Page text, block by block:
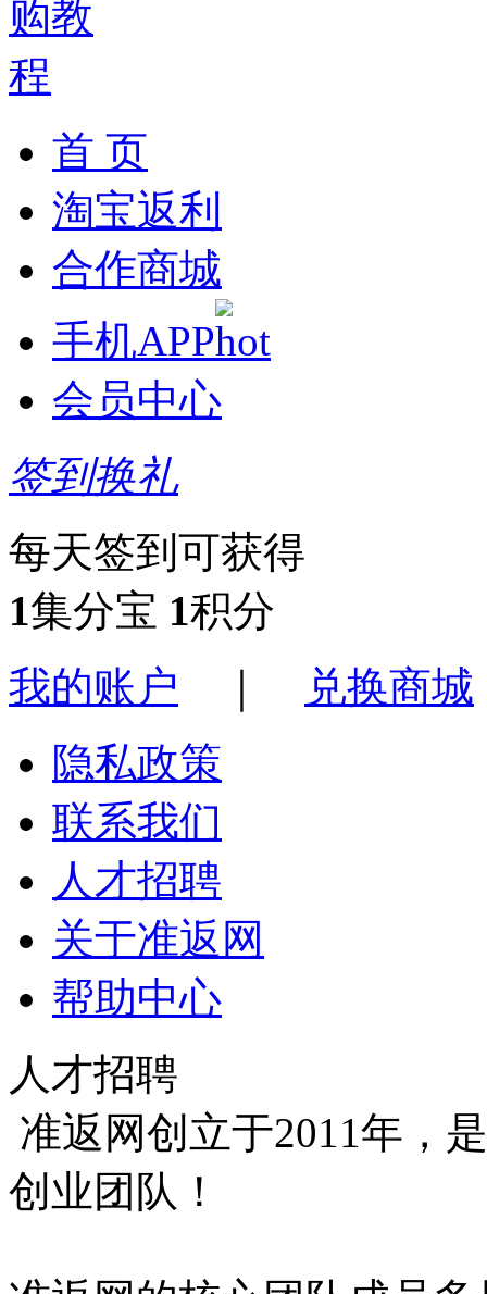
首 页
淘宝返利
合作商城
手机APP
会员中心
签到换礼
每天签到可获得
1集分宝 1积分
我的账户
兑换商城
隐私政策
联系我们
人才招聘
关于准返网
帮助中心
人才招聘
准返网创立于2011年，
创业团队！